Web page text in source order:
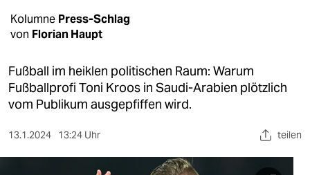
gesellschaft
kultur
sport
berlin
nord
Kolumne Press-Schlag
von Florian Haupt
Fußball im heiklen politischen Raum: Warum
Fußballprofi Toni Kroos in Saudi-Arabien plötzlich
vom Publikum ausgepfiffen wird.
13.1.2024 13:24 Uhr teilen